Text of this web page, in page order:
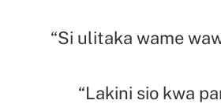
“Si ulitaka wame
“Lakini sio kwa